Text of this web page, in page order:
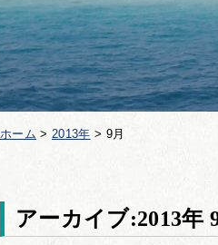
ホーム > 2013年 > 9月
アーカイブ:2013年